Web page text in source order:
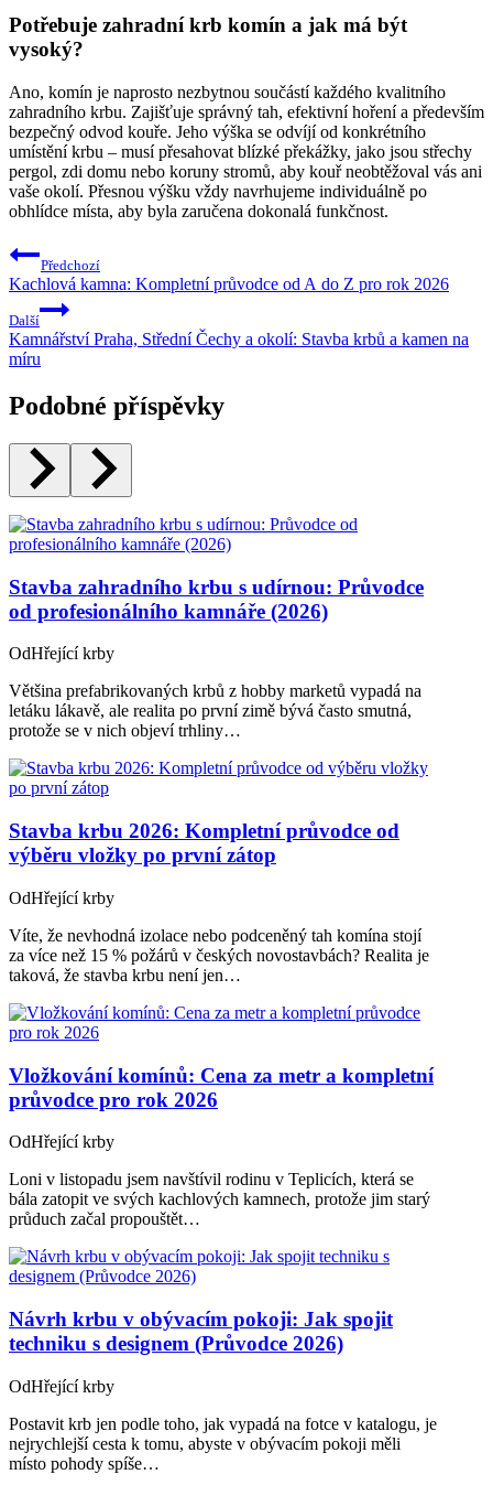
Potřebuje zahradní krb komín a jak má být
vysoký?
Ano, komín je naprosto nezbytnou součástí každého kvalitního
zahradního krbu. Zajišťuje správný tah, efektivní hoření a především
bezpečný odvod kouře. Jeho výška se odvíjí od konkrétního
umístění krbu – musí přesahovat blízké překážky, jako jsou střechy
pergol, zdi domu nebo koruny stromů, aby kouř neobtěžoval vás ani
vaše okolí. Přesnou výšku vždy navrhujeme individuálně po
obhlídce místa, aby byla zaručena dokonalá funkčnost.
Navigace
pro
příspěvek
Předchozí
Kachlová kamna: Kompletní průvodce od A do Z pro rok 2026
Další
Kamnářství Praha, Střední Čechy a okolí: Stavba krbů a kamen na
míru
Podobné příspěvky
Stavba zahradního krbu s udírnou: Průvodce
od profesionálního kamnáře (2026)
OdHřející krby
Většina prefabrikovaných krbů z hobby marketů vypadá na
letáku lákavě, ale realita po první zimě bývá často smutná,
protože se v nich objeví trhliny…
Stavba krbu 2026: Kompletní průvodce od
výběru vložky po první zátop
OdHřející krby
Víte, že nevhodná izolace nebo podceněný tah komína stojí
za více než 15 % požárů v českých novostavbách? Realita je
taková, že stavba krbu není jen…
Vložkování komínů: Cena za metr a kompletní
průvodce pro rok 2026
OdHřející krby
Loni v listopadu jsem navštívil rodinu v Teplicích, která se
bála zatopit ve svých kachlových kamnech, protože jim starý
průduch začal propouštět…
Návrh krbu v obývacím pokoji: Jak spojit
techniku s designem (Průvodce 2026)
OdHřející krby
Postavit krb jen podle toho, jak vypadá na fotce v katalogu, je
nejrychlejší cesta k tomu, abyste v obývacím pokoji měli
místo pohody spíše…